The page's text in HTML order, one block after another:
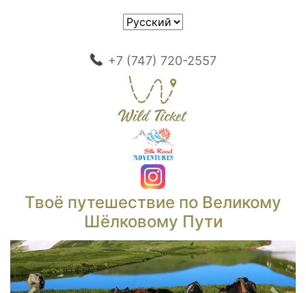
+7 (747) 720-2557
Твоё путешествие по Великому
Шёлковому Пути